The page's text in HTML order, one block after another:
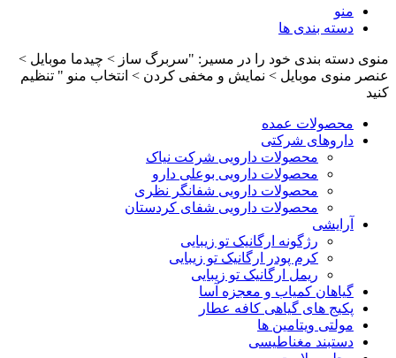
منو
دسته بندی ها
منوی دسته بندی خود را در مسیر: "سربرگ ساز > چیدما موبایل >
عنصر منوی موبایل > نمایش و مخفی کردن > انتخاب منو " تنظیم
کنید
محصولات عمده
داروهای شرکتی
محصولات دارویی شرکت نیاک
محصولات دارویی بوعلی دارو
محصولات دارویی شفانگر نظری
محصولات دارویی شفای کردستان
آرایشی
رژگونه ارگانیک تو زیبایی
کرم پودر ارگانیک تو زیبایی
ریمل ارگانیک تو زیبایی
گیاهان کمیاب و معجزه آسا
پکیج های گیاهی کافه عطار
مولتی ویتامین ها
دستبند مغناطیسی